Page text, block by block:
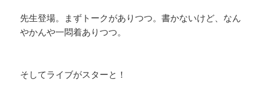
先生登場。まずトークがありつつ。書かないけど、なん
やかんや一悶着ありつつ。
そしてライブがスターと！